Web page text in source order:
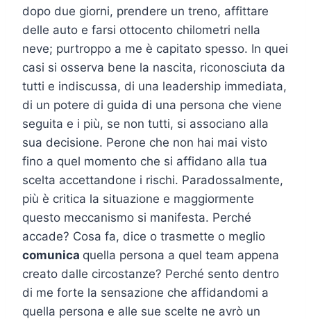
dopo due giorni, prendere un treno, affittare
delle auto e farsi ottocento chilometri nella
neve; purtroppo a me è capitato spesso. In quei
casi si osserva bene la nascita, riconosciuta da
tutti e indiscussa, di una leadership immediata,
di un potere di guida di una persona che viene
seguita e i più, se non tutti, si associano alla
sua decisione. Perone che non hai mai visto
fino a quel momento che si affidano alla tua
scelta accettandone i rischi. Paradossalmente,
più è critica la situazione e maggiormente
questo meccanismo si manifesta. Perché
accade? Cosa fa, dice o trasmette o meglio
comunica quella persona a quel team appena
creato dalle circostanze? Perché sento dentro
di me forte la sensazione che affidandomi a
quella persona e alle sue scelte ne avrò un